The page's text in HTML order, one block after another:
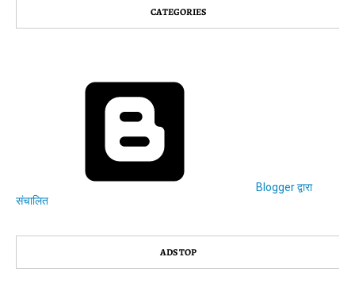
CATEGORIES
Blogger द्वारा
संचालित
ADS TOP